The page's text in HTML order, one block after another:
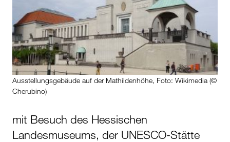
Ausstellungsgebäude auf der Mathildenhöhe, Foto: Wikimedia (©
Cherubino)
mit Besuch des Hessischen
Landesmuseums, der UNESCO-Stätte